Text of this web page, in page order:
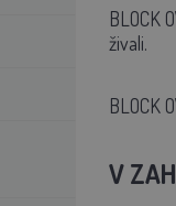
BLOCK
živali.
BLOCK
V